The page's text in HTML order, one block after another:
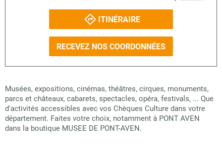
ITINÉRAIRE
RECEVEZ NOS COORDONNÉES
Musées, expositions, cinémas, théâtres, cirques, monuments,
parcs et châteaux, cabarets, spectacles, opéra, festivals, ... Que
d'activités accessibles avec vos Chèques Culture dans votre
département. Faites votre choix, notamment à PONT AVEN
dans la boutique MUSEE DE PONT-AVEN.